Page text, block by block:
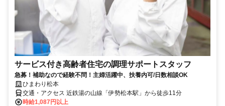
サービス付き高齢者住宅の調理サポートスタッフ
急募！補助なので経験不問！主婦活躍中、扶養内可/日数相談OK
ひまわり松本
交通・アクセス 近鉄湯の山線「伊勢松本駅」から徒歩11分
時給1,087円以上